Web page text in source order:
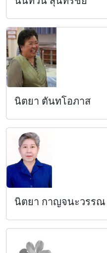
นิตยา ตันทโอภาส
นิตยา กาญจนะวรรณ